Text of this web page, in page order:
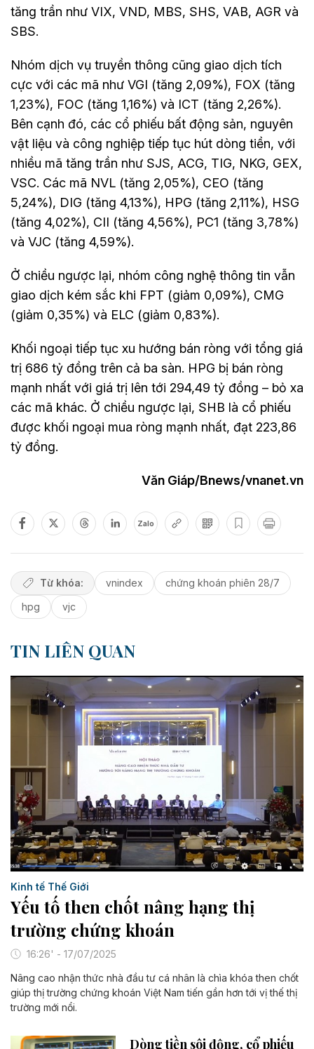
tăng trần như VIX, VND, MBS, SHS, VAB, AGR và
SBS.
Nhóm dịch vụ truyền thông cũng giao dịch tích
cực với các mã như VGI (tăng 2,09%), FOX (tăng
1,23%), FOC (tăng 1,16%) và ICT (tăng 2,26%).
Bên cạnh đó, các cổ phiếu bất động sản, nguyên
vật liệu và công nghiệp tiếp tục hút dòng tiền, với
nhiều mã tăng trần như SJS, ACG, TIG, NKG, GEX,
VSC. Các mã NVL (tăng 2,05%), CEO (tăng
5,24%), DIG (tăng 4,13%), HPG (tăng 2,11%), HSG
(tăng 4,02%), CII (tăng 4,56%), PC1 (tăng 3,78%)
và VJC (tăng 4,59%).
Ở chiều ngược lại, nhóm công nghệ thông tin vẫn
giao dịch kém sắc khi FPT (giảm 0,09%), CMG
(giảm 0,35%) và ELC (giảm 0,83%).
Khối ngoại tiếp tục xu hướng bán ròng với tổng giá
trị 686 tỷ đồng trên cả ba sàn. HPG bị bán ròng
mạnh nhất với giá trị lên tới 294,49 tỷ đồng – bỏ xa
các mã khác. Ở chiều ngược lại, SHB là cổ phiếu
được khối ngoại mua ròng mạnh nhất, đạt 223,86
tỷ đồng.
Văn Giáp/Bnews/vnanet.vn
Zalo
Từ khóa: vnindex
chứng khoán phiên 28/7
hpg
vjc
TIN LIÊN QUAN
Kinh tế Thế Giới
Yếu tố then chốt nâng hạng thị
trường chứng khoán
16:26' - 17/07/2025
Nâng cao nhận thức nhà đầu tư cá nhân là chìa khóa then chốt
giúp thị trường chứng khoán Việt Nam tiến gần hơn tới vị thế thị
trường mới nổi.
Dòng tiền sôi động, cổ phiếu